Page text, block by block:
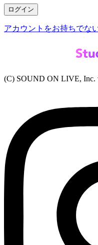
ログイン
アカウントをお持ちでな
(C) SOUND ON LIVE, Inc.